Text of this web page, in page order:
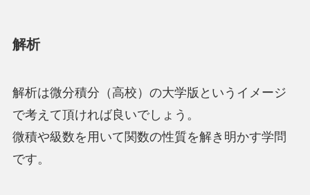
解析
解析は微分積分（高校）の大学版というイメージ
で考えて頂ければ良いでしょう。
微積や級数を用いて関数の性質を解き明かす学問
です。